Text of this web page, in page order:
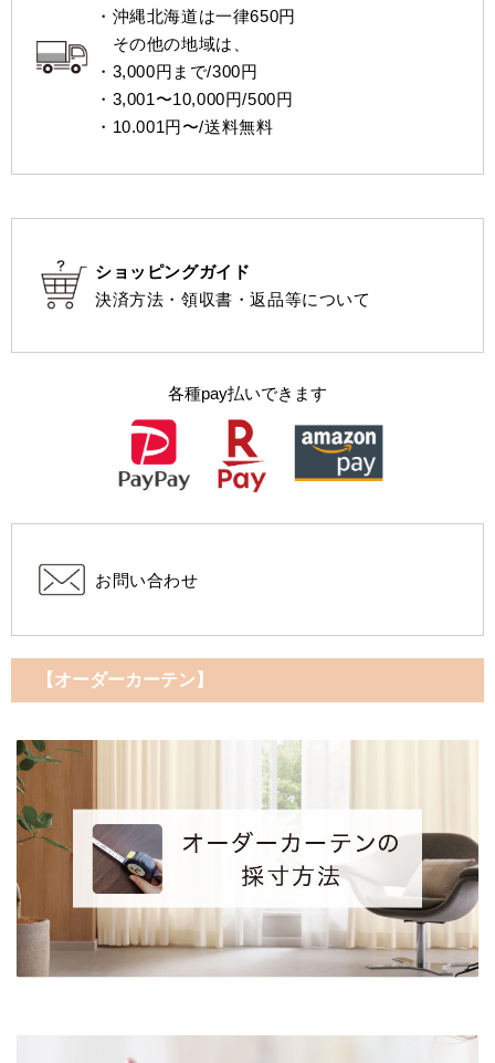
・沖縄北海道は一律650円
その他の地域は、
・3,000円まで/300円
・3,001〜10,000円/500円
・10.001円〜/送料無料
ショッピングガイド
決済方法・領収書・返品等について
各種pay払いできます
お問い合わせ
【オーダーカーテン】